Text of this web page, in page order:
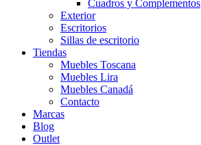
Cuadros y Complementos
Exterior
Escritorios
Sillas de escritorio
Tiendas
Muebles Toscana
Muebles Lira
Muebles Canadá
Contacto
Marcas
Blog
Outlet